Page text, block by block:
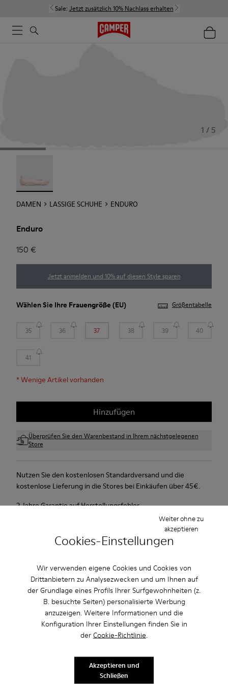
Cookies-Einstellungen
Wir verwenden eigene Cookies und Cookies von
Drittanbietern zu Analysezwecken und um Ihnen auf
der Grundlage eines Profils Ihrer Surfgewohnheiten (z.
B. besuchte Seiten) personalisierte Werbung
anzuzeigen. Weitere Informationen und die
Konfiguration Ihrer Einstellungen finden Sie in
der Cookie-Richtlinie.
Weiter ohne zu
akzeptieren
Akzeptieren und
Schließen
Sale: Jetzt zusätzlich 10% Nachlass erhalten
1 / 5
DAMEN LASSIGE SCHUHE ENDURO
Enduro
150 €
Jetzt anmelden und 10% auf diesen Style sparen
Wählen Sie Ihre Frauengröße (EU) Größentabelle
35 36 37 38 39 40
41
*Wenige Artikel vorhanden
Hinzufügen
Überprüfen Sie den Warenbestand in Ihrem nächstgelegenen
Store
Nutzen Sie den kostenlosen Standardversand und die
kostenlose Lieferung in die Stores bei Einkäufen über 45€.
2 Jahre Garantie auf Herstellungsfehler.
Eigenschaften / Features
Lackleder.
Lederbezogenes, herausnehmbares Fußbett.
Gummibeschichtung an Ferse und Zehenpartie.
Produktpflege
hochwertigen Materialien hergestellt. Mit den richtigen
Schuhpflegeprodukten halten sie länger.
Sale: Jetzt zusätzlich 10% Nachlass